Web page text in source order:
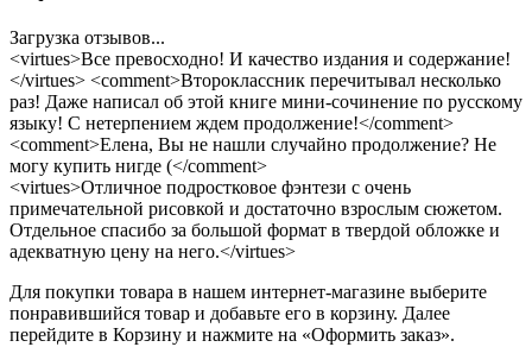
Загрузка отзывов...
<virtues>Все превосходно! И качество издания и содержание!
</virtues> <comment>Второклассник перечитывал несколько
раз! Даже написал об этой книге мини-сочинение по русскому
языку! С нетерпением ждем продолжение!</comment>
<comment>Елена, Вы не нашли случайно продолжение? Не
могу купить нигде (</comment>
<virtues>Отличное подростковое фэнтези с очень
примечательной рисовкой и достаточно взрослым сюжетом.
Отдельное спасибо за большой формат в твердой обложке и
адекватную цену на него.</virtues>
Для покупки товара в нашем интернет-магазине выберите
понравившийся товар и добавьте его в корзину. Далее
перейдите в Корзину и нажмите на «Оформить заказ».